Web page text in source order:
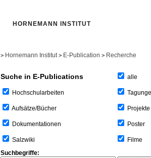
HORNEMANN INSTITUT
> Hornemann Institut > E-Publication > Recherche
Suche in E-Publications
Hochschularbeiten
Aufsätze/Bücher
Dokumentationen
Salzwiki
alle
Projekte
Poster
Filme
Suchbegriffe: